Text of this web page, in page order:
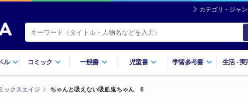
カテゴリ・ジャ
ル コミック 一般書 児童書 学習参考書 生活・実
ックスエイジ ちゃんと吸えない吸血鬼ちゃん 6